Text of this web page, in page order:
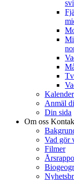
Kalender
Anmäl
Din sida
Om oss
Vad gör
Filmer